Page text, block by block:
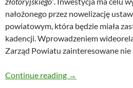
nałożonego przez nowelizację
powiatowym, która będzie miała
kadencji. Wprowadzeniem
Zarząd Powiatu zainteresowane nie
Continue reading Starostwo kupuje
→